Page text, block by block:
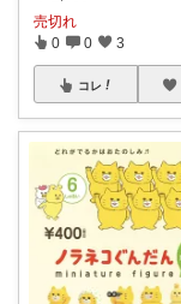
売切れ
0 0 3
コレ